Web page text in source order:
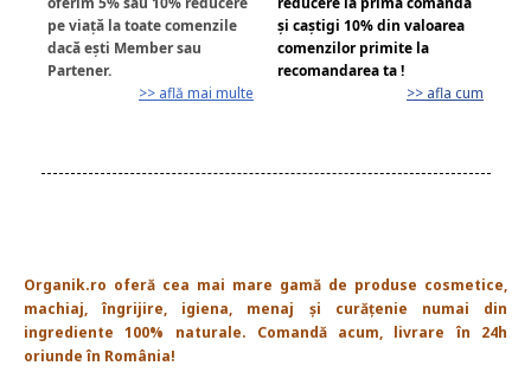
pe viață la toate comenzile
dacă ești Member sau
Partener.
>> află mai multe
și caștigi 10% din valoarea
comenzilor primite la
recomandarea ta !
>> afla cum
Organik.ro oferă cea mai mare gamă de produse cosmetice,
machiaj, îngrijire, igiena, menaj și curățenie numai din
ingrediente 100% naturale. Comandă acum, livrare în 24h
oriunde în România!